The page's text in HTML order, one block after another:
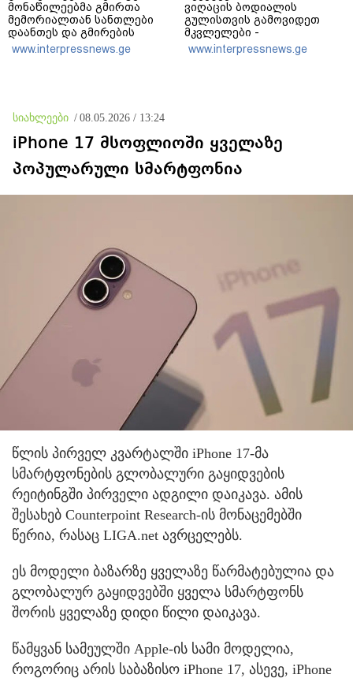
მონაწილეებმა გმირთა
მემორიალთან სანთლები
დაანთეს და გმირების
ხსოვნას პატივი მიაგეს
www.interpressnews.ge
ვიღაცის ბოდიალის
გულისთვის გამოვიდეთ
მკვლელები -
აინტერესებდათ,
საბრძოლო მოქმედებების
თავგანწირვით
www.interpressnews.ge
სიახლეები / 08.05.2026 / 13:24
iPhone 17 მსოფლიოში ყველაზე
პოპულარული სმარტფონია
წლის პირველ კვარტალში iPhone 17-მა
სმარტფონების გლობალური გაყიდვების
რეიტინგში პირველი ადგილი დაიკავა. ამის
შესახებ Counterpoint Research-ის მონაცემებში
წერია, რასაც LIGA.net ავრცელებს.
ეს მოდელი ბაზარზე ყველაზე წარმატებულია და
გლობალურ გაყიდვებში ყველა სმარტფონს
შორის ყველაზე დიდი წილი დაიკავა.
წამყვან სამეულში Apple-ის სამი მოდელია,
როგორიც არის საბაზისო iPhone 17, ასევე, iPhone